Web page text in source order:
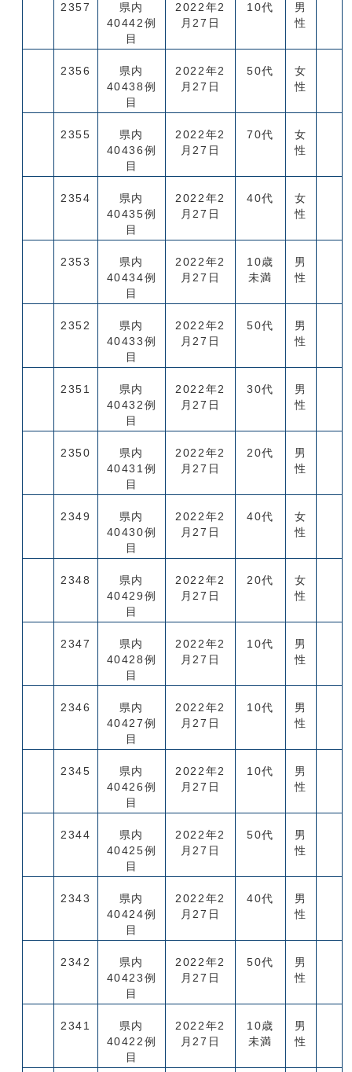
2357
県内
40442例
目
2022年2
月27日
10代
男
性
2356
県内
40438例
目
2022年2
月27日
50代
女
性
2355
県内
40436例
目
2022年2
月27日
70代
女
性
2354
県内
40435例
目
2022年2
月27日
40代
女
性
2353
県内
40434例
目
2022年2
月27日
10歳
未満
男
性
2352
県内
40433例
目
2022年2
月27日
50代
男
性
2351
県内
40432例
目
2022年2
月27日
30代
男
性
2350
県内
40431例
目
2022年2
月27日
20代
男
性
2349
県内
40430例
目
2022年2
月27日
40代
女
性
2348
県内
40429例
目
2022年2
月27日
20代
女
性
2347
県内
40428例
目
2022年2
月27日
10代
男
性
2346
県内
40427例
目
2022年2
月27日
10代
男
性
2345
県内
40426例
目
2022年2
月27日
10代
男
性
2344
県内
40425例
目
2022年2
月27日
50代
男
性
2343
県内
40424例
目
2022年2
月27日
40代
男
性
2342
県内
40423例
目
2022年2
月27日
50代
男
性
2341
県内
40422例
目
2022年2
月27日
10歳
未満
男
性